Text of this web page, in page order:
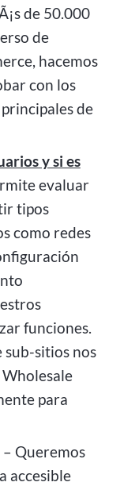
de 50.000
de
hacemos
con los
de
y si es
evaluar
tipos
como redes
funciones.
sub-sitios nos
para
– Queremos
accesible